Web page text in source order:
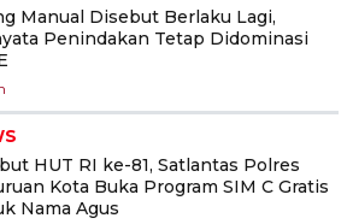
Manual Disebut Berlaku Lagi,
Penindakan Tetap Didominasi
HUT RI ke-81, Satlantas Polres
Kota Buka Program SIM C Gratis
Nama Agus